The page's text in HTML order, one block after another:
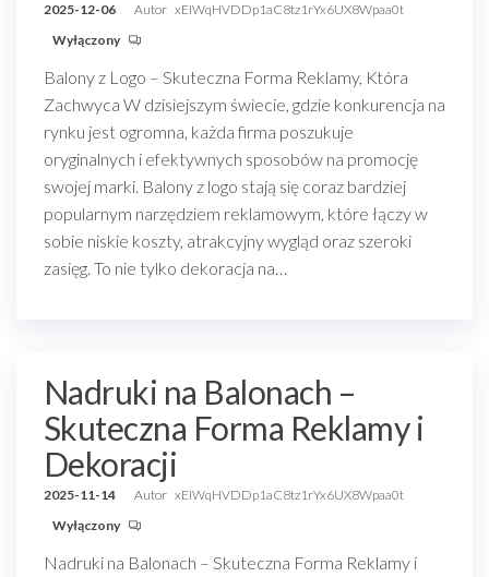
2025-12-06 Autor xEIWqHVDDp1aC8tz1rYx6UX8Wpaa0t
Wyłączony
Balony z Logo – Skuteczna Forma Reklamy, Która
Zachwyca W dzisiejszym świecie, gdzie konkurencja na
rynku jest ogromna, każda firma poszukuje
oryginalnych i efektywnych sposobów na promocję
swojej marki. Balony z logo stają się coraz bardziej
popularnym narzędziem reklamowym, które łączy w
sobie niskie koszty, atrakcyjny wygląd oraz szeroki
zasięg. To nie tylko dekoracja na…
Nadruki na Balonach –
Skuteczna Forma Reklamy i
Dekoracji
2025-11-14 Autor xEIWqHVDDp1aC8tz1rYx6UX8Wpaa0t
Wyłączony
Nadruki na Balonach – Skuteczna Forma Reklamy i